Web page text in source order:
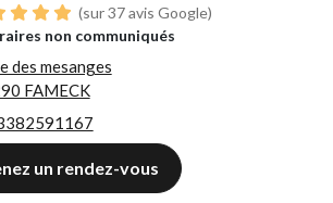
(sur 37 avis Google)
non communiqués
des mesanges
FAMECK
un rendez-vous